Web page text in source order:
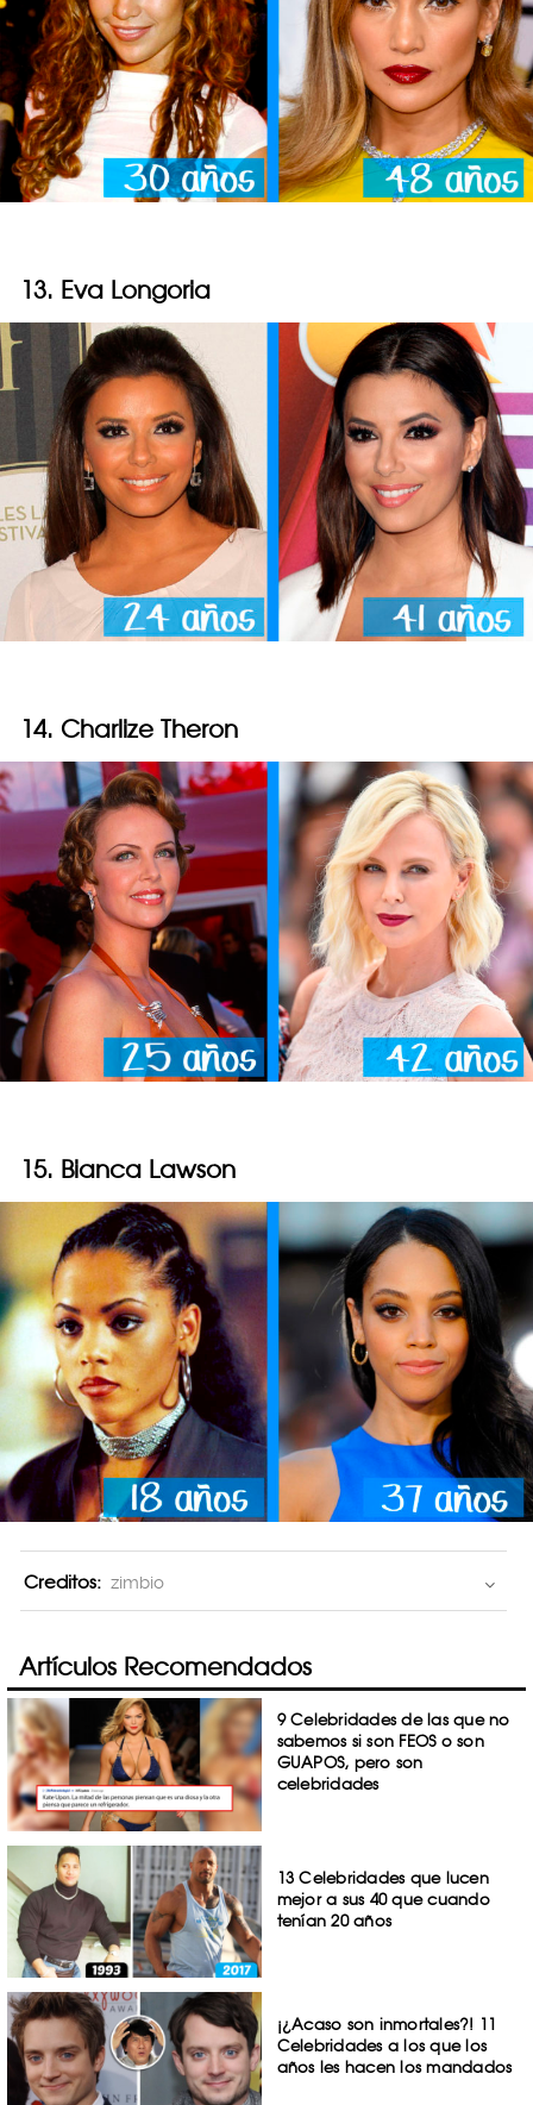
13. Eva Longoria
14. Charlize Theron
15. Bianca Lawson
Creditos: zimbio
Artículos Recomendados
9 Celebridades de las que no
sabemos si son FEOS o son
GUAPOS, pero son
celebridades
13 Celebridades que lucen
mejor a sus 40 que cuando
tenían 20 años
¡¿Acaso son inmortales?! 11
Celebridades a los que los
años les hacen los mandados